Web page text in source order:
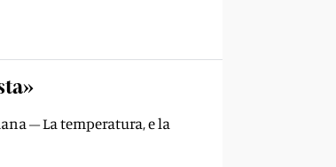
– La temperatura, e la